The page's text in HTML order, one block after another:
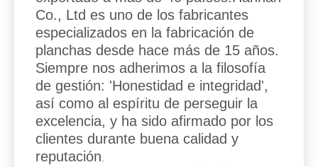
Co., Ltd es uno de los fabricantes
especializados en la fabricación de
planchas desde hace más de 15 años.
Siempre nos adherimos a la filosofía
de gestión: 'Honestidad e integridad',
así como al espíritu de perseguir la
excelencia, y ha sido afirmado por los
clientes durante buena calidad y
reputación